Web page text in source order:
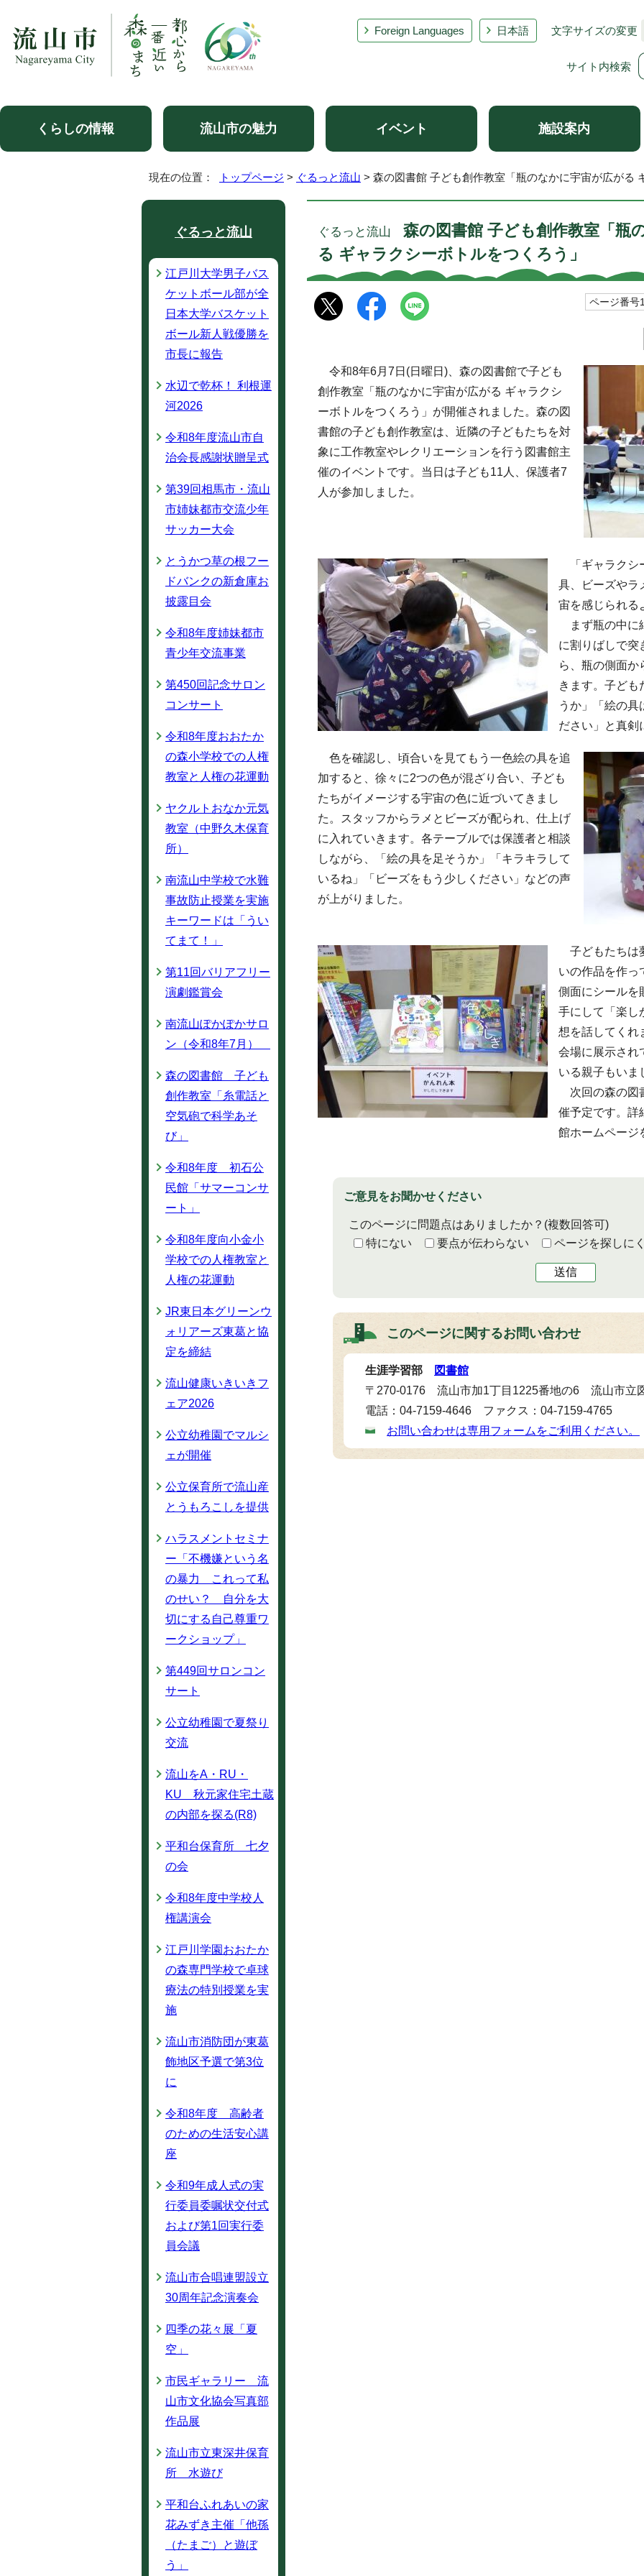
Foreign Languages 日本語 文字サイズの変更
サイト内検索
くらしの情報 流山市の魅力 イベント 施設案内
現在の位置： トップページ > ぐるっと流山 > 森の図書館 子ども創作教室「瓶のなかに宇宙が広がる
ぐるっと流山 森の図書館 子ども創作教室「瓶
る ギャラクシーボトルをつくろう」
ページ番号
令和8年6月7日(日曜日)、森の図書館で子ども
創作教室「瓶のなかに宇宙が広がる ギャラクシ
ーボトルをつくろう」が開催されました。森の図
書館の子ども創作教室は、近隣の子どもたちを対
象に工作教室やレクリエーションを行う図書館主
催のイベントです。当日は子ども11人、保護者7
人が参加しました。
「ギャラクシ
具、ビーズやラ
宙を感じられる
まず瓶の中に
に割りばしで突
ら、瓶の側面か
きます。子ども
うか」「絵の
ださい」と真剣
色を確認し、頃合いを見てもう一色絵の具を追
加すると、徐々に2つの色が混ざり合い、子ども
たちがイメージする宇宙の色に近づいてきまし
た。スタッフからラメとビーズが配られ、仕上げ
に入れていきます。各テーブルでは保護者と相談
しながら、「絵の具を足そうか」「キラキラして
いるね」「ビーズをもう少しください」などの声
が上がりました。
子どもたちは
いの作品を作っ
側面にシールを
手にして「楽し
想を話してくれ
会場に展示され
いる親子もいま
次回の森の図
催予定です。詳
館ホームページ
ご意見をお聞かせください
このページに問題点はありましたか？ (複数回答可)
特にない
要点が伝わらない ページを探しに
送信
このページに関するお問い合わせ
生涯学習部
図書館
〒270-0176 流山市加1丁目1225番地の6 流山市立
電話：04-7159-4646 ファクス：04-7159-4765
お問い合わせは専用フォームをご利用ください。
ぐるっと流山
江戸川大学男子バス
ケットボール部が全
日本大学バスケット
ボール新人戦優勝を
市長に報告
水辺で乾杯！ 利根運
河2026
令和8年度流山市自
治会長感謝状贈呈式
第39回相馬市・流山
市姉妹都市交流少年
サッカー大会
とうかつ草の根フー
ドバンクの新倉庫お
披露目会
令和8年度姉妹都市
青少年交流事業
第450回記念サロン
コンサート
令和8年度おおたか
の森小学校での人権
教室と人権の花運動
ヤクルトおなか元気
教室（中野久木保育
所）
南流山中学校で水難
事故防止授業を実施
キーワードは「うい
てまて！」
第11回バリアフリー
演劇鑑賞会
南流山ぽかぽかサロ
ン（令和8年7月）
森の図書館 子ども
創作教室「糸電話と
空気砲で科学あそ
び」
令和8年度 初石公
民館「サマーコンサ
ート」
令和8年度向小金小
学校での人権教室と
人権の花運動
JR東日本グリーンウ
ォリアーズ東葛と協
定を締結
流山健康いきいきフ
ェア2026
公立幼稚園でマルシ
ェが開催
公立保育所で流山産
とうもろこしを提供
ハラスメントセミナ
ー「不機嫌という名
の暴力 これって私
のせい？ 自分を大
切にする自己尊重ワ
ークショップ」
第449回サロンコン
サート
公立幼稚園で夏祭り
交流
流山をA・RU・
KU 秋元家住宅土蔵
の内部を探る(R8)
平和台保育所 七夕
の会
令和8年度中学校人
権講演会
江戸川学園おおたか
の森専門学校で卓球
療法の特別授業を実
施
流山市消防団が東葛
飾地区予選で第3位
に
令和8年度 高齢者
のための生活安心講
座
令和9年成人式の実
行委員委嘱状交付式
および第1回実行委
員会議
流山市合唱連盟設立
30周年記念演奏会
四季の花々展「夏
空」
市民ギャラリー 流
山市文化協会写真部
作品展
流山市立東深井保育
所 水遊び
平和台ふれあいの家
花みずき主催「他孫
（たまご）と遊ぼ
う」